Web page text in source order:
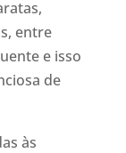
entre
e isso
de
às